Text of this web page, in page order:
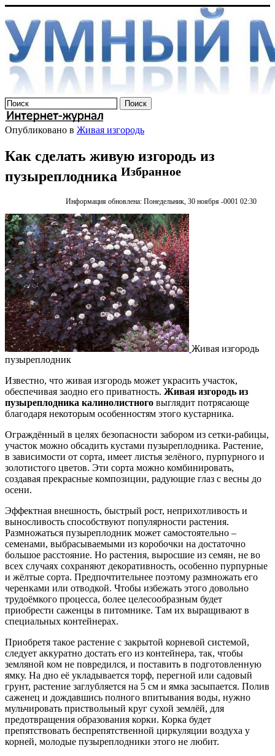
Опубликовано в Живая изгородь
Как сделать живую изгородь из
пузыреплодника Избранное
Информация обновлена: Понедельник, 30 ноября -0001 02:30
Живая изгородь
пузыреплодник
Известно, что живая изгородь может украсить участок,
обеспечивая заодно его приватность. Живая изгородь из
пузыреплодника калинолистного выглядит потрясающе
благодаря некоторым особенностям этого кустарника.
Ограждённый в целях безопасности забором из сетки-рабицы,
участок можно обсадить кустами пузыреплодника. Растение,
в зависимости от сорта, имеет листья зелёного, пурпурного и
золотистого цветов. Эти сорта можно комбинировать,
создавая прекрасные композиции, радующие глаз с весны до
осени.
Эффектная внешность, быстрый рост, неприхотливость и
выносливость способствуют популярности растения.
Размножаться пузыреплодник может самостоятельно –
семенами, выбрасываемыми из коробочки на достаточно
большое расстояние. Но растения, выросшие из семян, не во
всех случаях сохраняют декоративность, особенно пурпурные
и жёлтые сорта. Предпочтительнее поэтому размножать его
черенками или отводкой. Чтобы избежать этого довольно
трудоёмкого процесса, более целесообразным будет
приобрести саженцы в питомнике. Там их выращивают в
специальных контейнерах.
Приобретя такое растение с закрытой корневой системой,
следует аккуратно достать его из контейнера, так, чтобы
земляной ком не повредился, и поставить в подготовленную
ямку. На дно её укладывается торф, перегной или садовый
грунт, растение заглубляется на 5 см и ямка засыпается. Полив
саженец и дождавшись полного впитывания воды, нужно
мульчировать приствольный круг сухой землёй, для
предотвращения образования корки. Корка будет
препятствовать беспрепятственной циркуляции воздуха у
корней, молодые пузыреплодники этого не любит.